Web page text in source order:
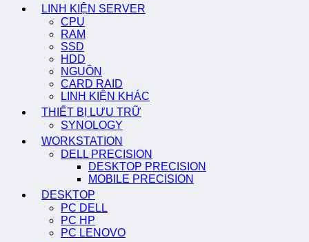
LINH KIỆN SERVER
CPU
RAM
SSD
HDD
NGUỒN
CARD RAID
LINH KIỆN KHÁC
THIẾT BỊ LƯU TRỮ
SYNOLOGY
WORKSTATION
DELL PRECISION
DESKTOP PRECISION
MOBILE PRECISION
DESKTOP
PC DELL
PC HP
PC LENOVO